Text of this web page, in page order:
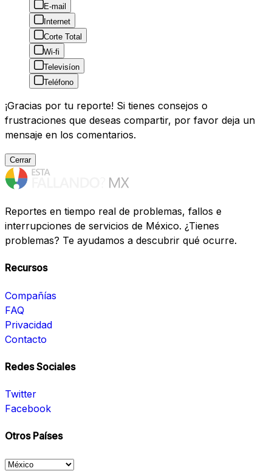
E-mail
Internet
Corte Total
Wi-fi
Televisíon
Teléfono
¡Gracias por tu reporte! Si tienes consejos o
frustraciones que deseas compartir, por favor deja un
mensaje en los comentarios.
Cerrar
Reportes en tiempo real de problemas, fallos e
interrupciones de servicios de México. ¿Tienes
problemas? Te ayudamos a descubrir qué ocurre.
Recursos
Compañías
FAQ
Privacidad
Contacto
Redes Sociales
Twitter
Facebook
Otros Países